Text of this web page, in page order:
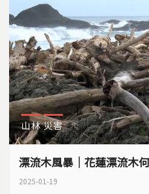
山林 災害
漂流木風暴｜花蓮漂流木
2025-01-19